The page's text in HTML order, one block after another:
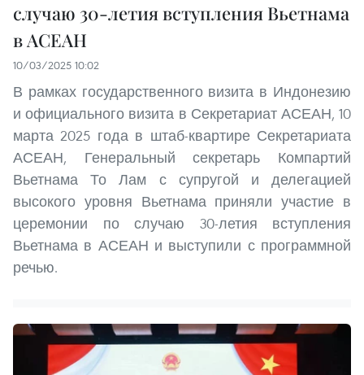
случаю 30-летия вступления Вьетнама
в АСЕАН
10/03/2025 10:02
В рамках государственного визита в Индонезию
и официального визита в Секретариат АСЕАН, 10
марта 2025 года в штаб-квартире Секретариата
АСЕАН, Генеральный секретарь Компартий
Вьетнама То Лам с супругой и делегацией
высокого уровня Вьетнама приняли участие в
церемонии по случаю 30-летия вступления
Вьетнама в АСЕАН и выступили с программной
речью.